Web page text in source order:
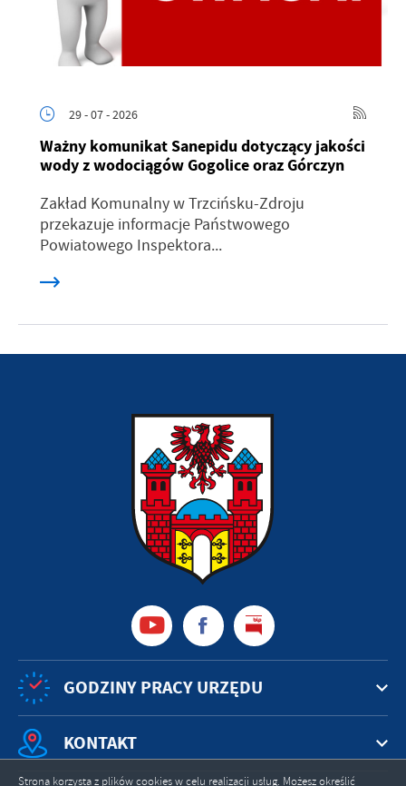
29 - 07 - 2026
Ważny komunikat Sanepidu dotyczący jakości
wody z wodociągów Gogolice oraz Górczyn
Zakład Komunalny w Trzcińsku-Zdroju
przekazuje informacje Państwowego
Powiatowego Inspektora...
GODZINY PRACY URZĘDU
KONTAKT
Strona korzysta z plików cookies w celu realizacji usług. Możesz określić